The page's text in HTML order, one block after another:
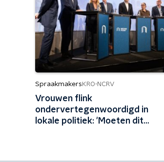
Spraakmakers KRO-NCRV
Vrouwen flink
ondervertegenwoordigd in
lokale politiek: 'Moeten dit